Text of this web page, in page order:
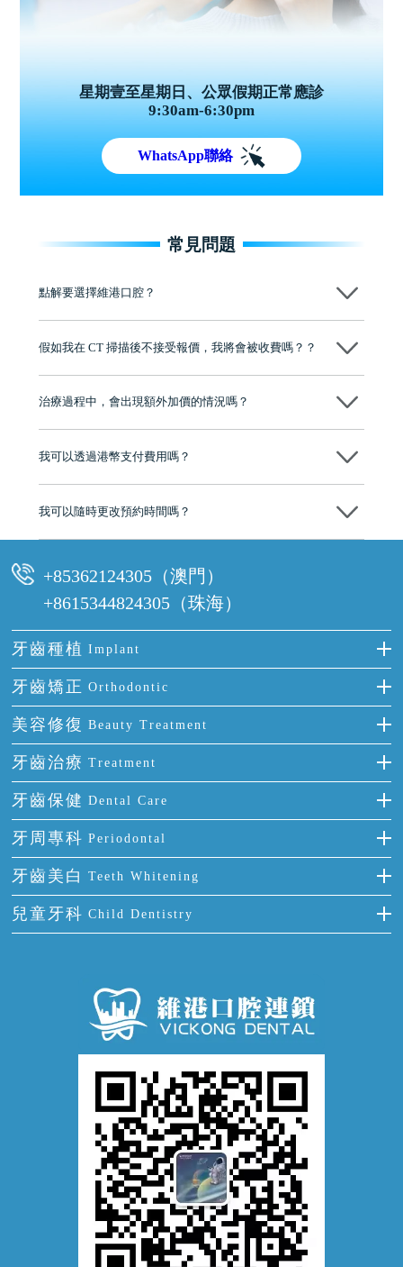
星期壹至星期日、公眾假期正常應診
9:30am-6:30pm
WhatsApp聯絡
常見問題
點解要選擇維港口腔？
牌」、「2025香港企業領袖品牌」，是諾貝爾種植系統全球放心植牙中
至今已服務超過三十個國家和地區的顧客，受到粵港澳大灣區及周邊城
市市民極高的口碑評價及信任推薦 珠海、深圳設有八大分院，香港亦設
有咨詢及服務保障中心，有任何問題都可以隨時預約免費咨詢，讓人十
假如我在 CT 掃描後不接受報價，我將會被收費嗎？？
治療過程中，會出現額外加價的情況嗎？
不會，治療前我們會詳細說明治療方案及對應的價錢，顧客同意並簽字
我可以透過港幣支付費用嗎？
我可以隨時更改預約時間嗎？
+85362124305（澳門）
+8615344824305（珠海）
牙齒種植 Implant
種牙
單顆牙缺失
門牙缺失
多顆牙缺失
半口缺失
全口缺失
牙齒矯正 Orthodontic
隱形箍牙
前牙反頜
牙齒擁擠
牙齒前突
牙齒稀疏
美容修復 Beauty Treatment
全瓷牙
烤瓷牙
氟斑牙
四環素牙
活動假牙
牙貼面
牙齒治療 Treatment
補牙
智齒
根管治療
拔牙
牙痛
牙齒保健 Dental Care
正確刷牙
全國愛牙日
預防牙病
牙科通識
牙周專科 Periodontal
牙周炎
牙齦出血
牙齦炎
牙齦萎縮
牙齒美白 Teeth Whitening
冷光美白
兒童牙科 Child Dentistry